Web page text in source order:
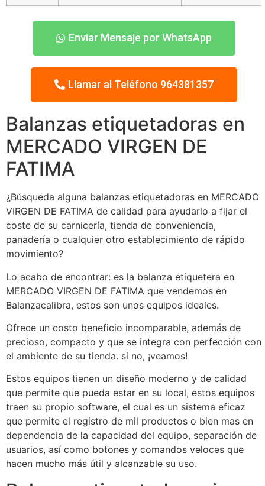
Enviar Mensaje por WhatsApp
Llamar al Teléfono 964381357
Balanzas etiquetadoras en
MERCADO VIRGEN DE
FATIMA
¿Búsqueda alguna balanzas etiquetadoras en MERCADO
VIRGEN DE FATIMA de calidad para ayudarlo a fijar el
coste de su carnicería, tienda de conveniencia,
panadería o cualquier otro establecimiento de rápido
movimiento?
Lo acabo de encontrar: es la balanza etiquetera en
MERCADO VIRGEN DE FATIMA que vendemos en
Balanzacalibra, estos son unos equipos ideales.
Ofrece un costo beneficio incomparable, además de
precioso, compacto y que se integra con perfección con
el ambiente de su tienda. si no, ¡veamos!
Estos equipos tienen un diseño moderno y de calidad
que permite que pueda estar en su local, estos equipos
traen su propio software, el cual es un sistema eficaz
que permite el registro de mil productos o bien mas en
dependencia de la capacidad del equipo, separación de
usuarios, así como botones y comandos veloces que
hacen mucho más útil y alcanzable su uso.